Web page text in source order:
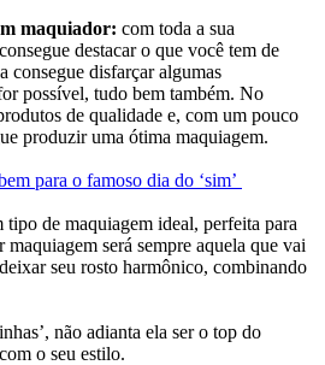
maquiador: com toda a sua
destacar o que você tem de
consegue disfarçar algumas
possível, tudo bem também. No
de qualidade e, com um pouco
produzir uma ótima maquiagem.
para o famoso dia do ‘sim’
de maquiagem ideal, perfeita para
será sempre aquela que vai
seu rosto harmônico, combinando
não adianta ela ser o top do
o seu estilo.